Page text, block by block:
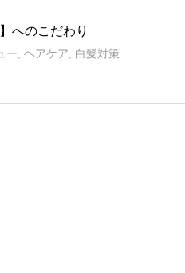
へのこだわり
ー ヘアケア 白髪対策